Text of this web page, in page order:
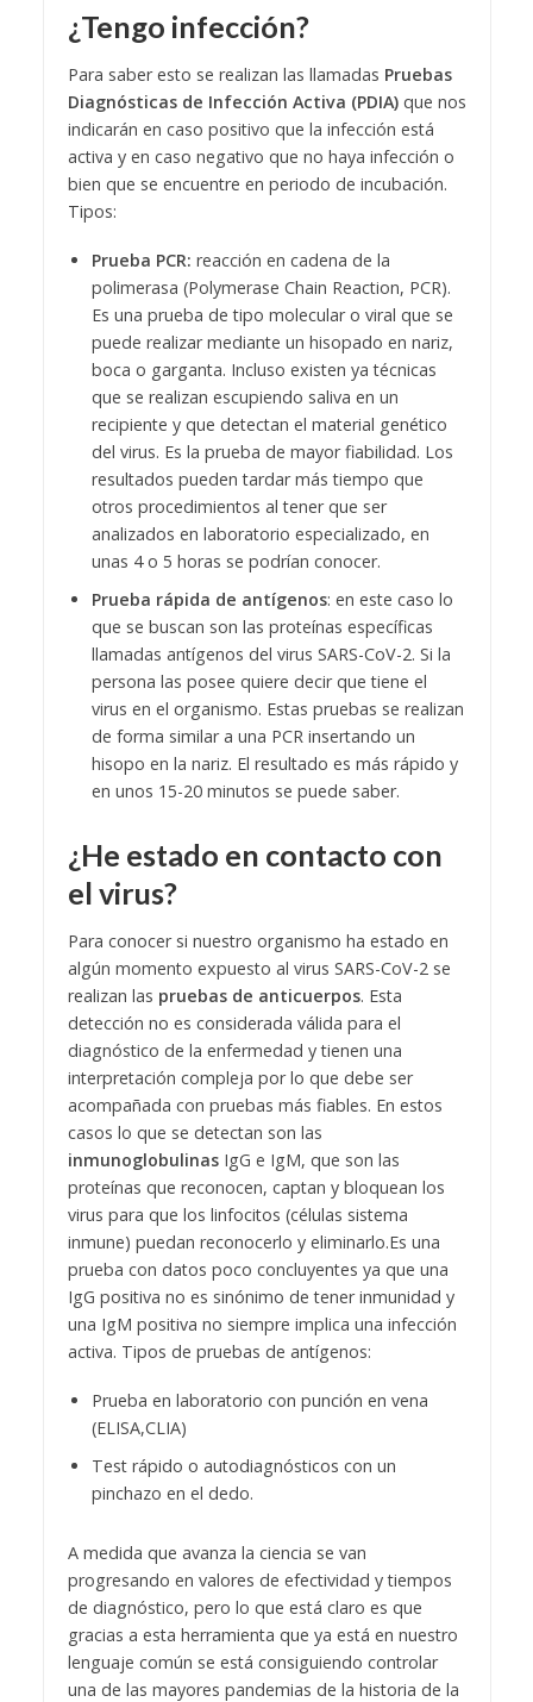
¿Tengo infección?
Para saber esto se realizan las llamadas Pruebas
Diagnósticas de Infección Activa (PDIA) que nos
indicarán en caso positivo que la infección está
activa y en caso negativo que no haya infección o
bien que se encuentre en periodo de incubación.
Tipos:
Prueba PCR: reacción en cadena de la
polimerasa (Polymerase Chain Reaction, PCR).
Es una prueba de tipo molecular o viral que se
puede realizar mediante un hisopado en nariz,
boca o garganta. Incluso existen ya técnicas
que se realizan escupiendo saliva en un
recipiente y que detectan el material genético
del virus. Es la prueba de mayor fiabilidad. Los
resultados pueden tardar más tiempo que
otros procedimientos al tener que ser
analizados en laboratorio especializado, en
unas 4 o 5 horas se podrían conocer.
Prueba rápida de antígenos: en este caso lo
que se buscan son las proteínas específicas
llamadas antígenos del virus SARS-CoV-2. Si la
persona las posee quiere decir que tiene el
virus en el organismo. Estas pruebas se realizan
de forma similar a una PCR insertando un
hisopo en la nariz. El resultado es más rápido y
en unos 15-20 minutos se puede saber.
¿He estado en contacto con
el virus?
Para conocer si nuestro organismo ha estado en
algún momento expuesto al virus SARS-CoV-2 se
realizan las pruebas de anticuerpos. Esta
detección no es considerada válida para el
diagnóstico de la enfermedad y tienen una
interpretación compleja por lo que debe ser
acompañada con pruebas más fiables. En estos
casos lo que se detectan son las
inmunoglobulinasIgG e IgM, que son las
proteínas que reconocen, captan y bloquean los
virus para que los linfocitos (células sistema
inmune) puedan reconocerlo y eliminarlo.Es una
prueba con datos poco concluyentes ya que una
IgG positiva no es sinónimo de tener inmunidad y
una IgM positiva no siempre implica una infección
activa. Tipos de pruebas de antígenos:
Prueba en laboratorio con punción en vena
(ELISA,CLIA)
Test rápido o autodiagnósticos con un
pinchazo en el dedo.
A medida que avanza la ciencia se van
progresando en valores de efectividad y tiempos
de diagnóstico, pero lo que está claro es que
gracias a esta herramienta que ya está en nuestro
lenguaje común se está consiguiendo controlar
una de las mayores pandemias de la historia de la